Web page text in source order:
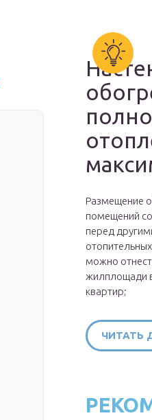
Размещение
помещений
перед
можно
жилплощади
квартир;
ЧИТАТЬ